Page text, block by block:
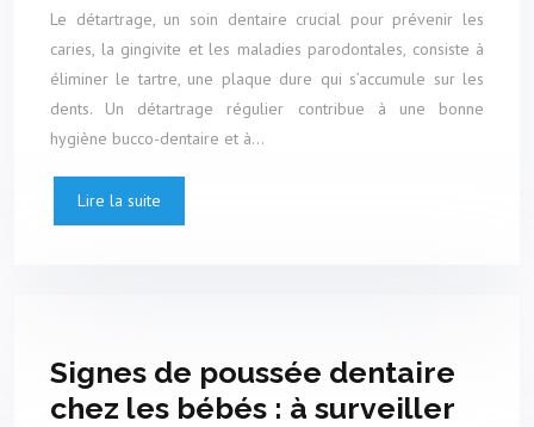
Le détartrage, un soin dentaire crucial pour prévenir les
caries, la gingivite et les maladies parodontales, consiste à
éliminer le tartre, une plaque dure qui s’accumule sur les
dents. Un détartrage régulier contribue à une bonne
hygiène bucco-dentaire et à…
Lire la suite
Signes de poussée dentaire
chez les bébés : à surveiller